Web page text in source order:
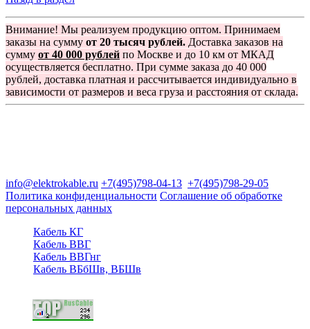
Внимание! Мы реализуем продукцию оптом. Принимаем
заказы на сумму от 20 тысяч рублей. Доставка заказов на
сумму от 40 000 рублей по Москве и до 10 км от МКАД
осуществляется бесплатно. При сумме заказа до 40 000
рублей, доставка платная и рассчитывается индивидуально в
зависимости от размеров и веса груза и расстояния от склада.
info@elektrokable.ru +7(495)798-04-13 +7(495)798-29-05
Политика конфиденциальности Соглашение об обработке
персональных данных
Кабель КГ
Кабель ВВГ
Кабель ВВГнг
Кабель ВБбШв, ВБШв